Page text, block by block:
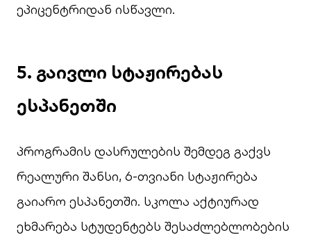
ეპიცენტრიდან ისწავლი.
5. გაივლი სტაჟირებას
ესპანეთში
პროგრამის დასრულების შემდეგ გაქვს
რეალური შანსი, 6-თვიანი სტაჟირება
გაიარო ესპანეთში. სკოლა აქტიურად
ეხმარება სტუდენტებს შესაძლებლობების